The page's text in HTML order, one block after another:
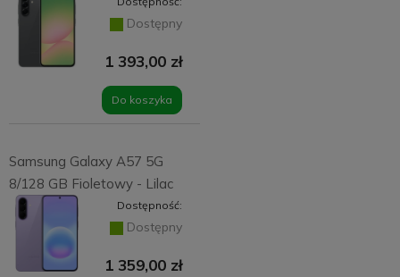
Dostępny
1 393,00 zł
Do koszyka
Samsung Galaxy A57 5G
8/128 GB Fioletowy - Lilac
Dostępność:
Dostępny
1 359,00 zł